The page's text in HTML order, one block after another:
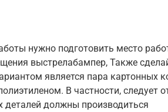
нужно подготовить место
выстрелабампер, Также
является пара картонных
В частности, следует
деталей должны производиться